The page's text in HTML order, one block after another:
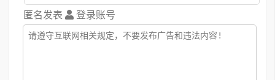
匿名发表 登录账号